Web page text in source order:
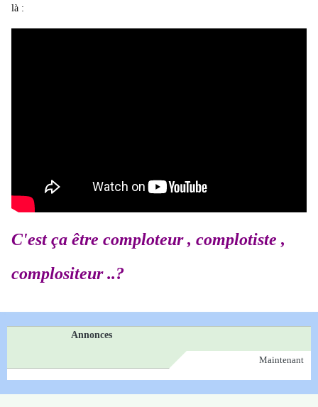
là :
C'est ça être comploteur , complotiste ,
complositeur ..?
Annonces
Maintenant